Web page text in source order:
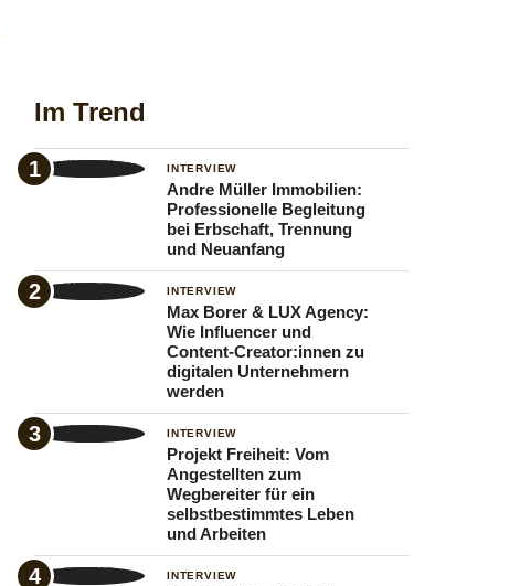
Im Trend
INTERVIEW
Andre Müller Immobilien:
Professionelle Begleitung
bei Erbschaft, Trennung
und Neuanfang
INTERVIEW
Max Borer & LUX Agency:
Wie Influencer und
Content-Creator:innen zu
digitalen Unternehmern
werden
INTERVIEW
Projekt Freiheit: Vom
Angestellten zum
Wegbereiter für ein
selbstbestimmtes Leben
und Arbeiten
INTERVIEW